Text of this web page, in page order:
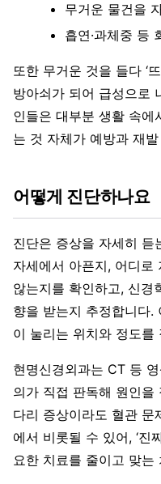
무거운 물건을
흡연·과체중 등
또한 무거운 것을 들다 ‘
방아쇠가 되어 급성으로
인들은 대부분 생활 속에
는 것 자체가 예방과 재
어떻게 진단하나요
진단은 증상을 자세히 듣
자세에서 아픈지, 어디로
않는지를 확인하고, 신경
향을 받는지 추정합니다.
이 눌리는 위치와 정도를
현명신경외과는 CT 등
의가 직접 판독해 원인을
다리 증상이라도 혈관 문
에서 비롯될 수 있어, ‘진
요한 치료를 줄이고 맞는